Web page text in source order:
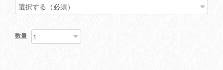
数量